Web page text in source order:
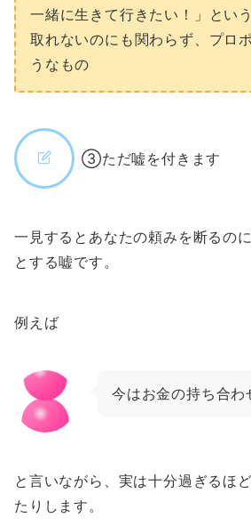
一緒に生きて行きたい！」とい
取れないのにも関わらず、プロ
うなもの
③ただ嘘を付きます
一見するとあなたの頼みを断るの
とする嘘です。
例えば
今はお金の持ち合
と言いながら、実は十分過ぎるほ
たりします。